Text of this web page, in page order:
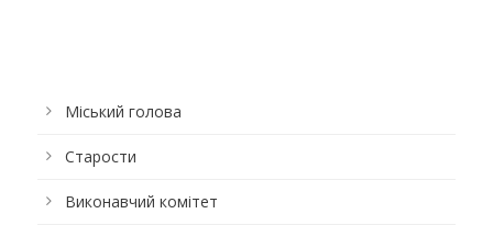
Міський голова
Старости
Виконавчий комітет